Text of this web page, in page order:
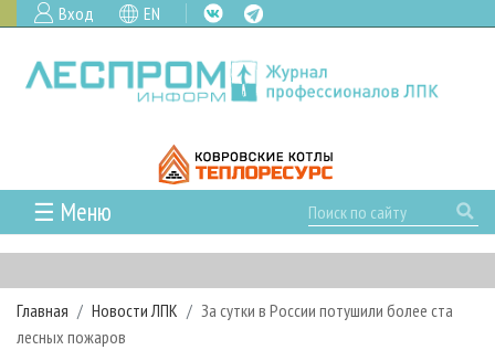
Вход EN
☰ Меню
ГЛАВНАЯ
РУБРИКИ И ТЕМЫ
РУБРИКИ ЖУРНАЛА
НОВОСТИ
Главная Новости ЛПК
За сутки в России потушили более ста
лесных пожаров